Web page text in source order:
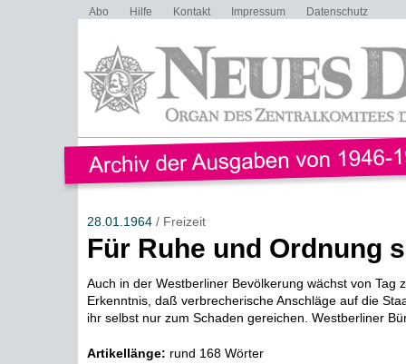
Abo Hilfe Kontakt Impressum Datenschutz
28.01.1964/ Freizeit
Für Ruhe und Ordnung
Auch in der Westberliner Bevölkerung wächst von Tag
Erkenntnis, daß verbrecherische Anschläge auf die
ihr selbst nur zum Schaden gereichen. Westberliner
Artikellänge: rund 168 Wörter